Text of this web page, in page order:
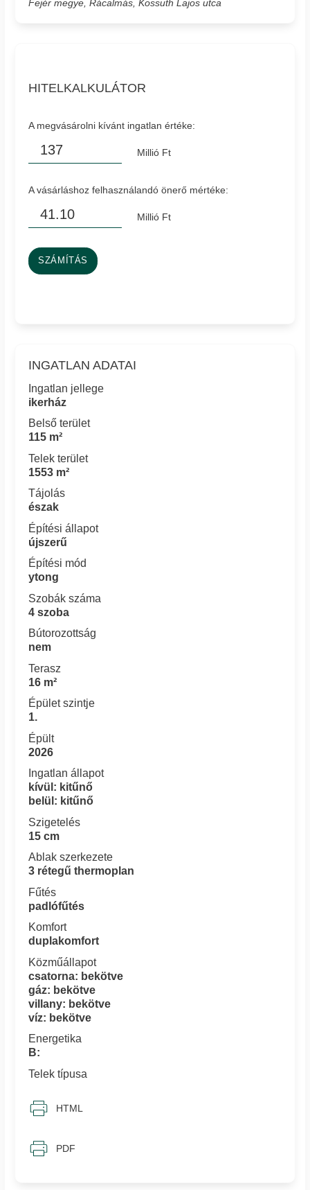
Fejér megye, Rácalmás, Kossuth Lajos utca
HITELKALKULÁTOR
A megvásárolni kívánt ingatlan értéke:
Millió Ft
A vásárláshoz felhasználandó önerő mértéke:
Millió Ft
SZÁMÍTÁS
INGATLAN ADATAI
Ingatlan jellege
ikerház
Belső terület
115 m²
Telek terület
1553 m²
Tájolás
észak
Építési állapot
újszerű
Építési mód
ytong
Szobák száma
4 szoba
Bútorozottság
nem
Terasz
16 m²
Épület szintje
1.
Épült
2026
Ingatlan állapot
kívül: kitűnő
belül: kitűnő
Szigetelés
15 cm
Ablak szerkezete
3 rétegű thermoplan
Fűtés
padlófűtés
Komfort
duplakomfort
Közműállapot
csatorna: bekötve
gáz: bekötve
villany: bekötve
víz: bekötve
Energetika
B:
Telek típusa
HTML
PDF